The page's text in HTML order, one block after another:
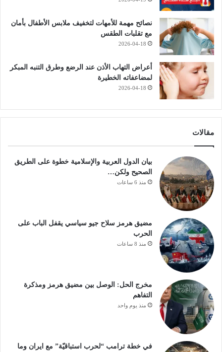
نصائح مهمة للأمهات لتخفيف ملابس الأطفال بأمان
مع تقلبات الطقس
2026-04-18
أعراض التهاب الأذن عند الرضع وطرق التنبه المبكر
لمضاعفاته الخطيرة
2026-04-18
مقالات
بيان الدول العربية والإسلامية خطوة على الطريق
الصحيح ولكن…
منذ 6 ساعات
مضيق هرمز سلاح جيو سياسي يقفل الباب على
الحرب
منذ 8 ساعات
مخرج الحل: الوصل بين مضيق هرمز ومذكرة
التفاهم
منذ يوم واحد
في خطة ترامب “لحرب استباقيّة” مع ايران وما